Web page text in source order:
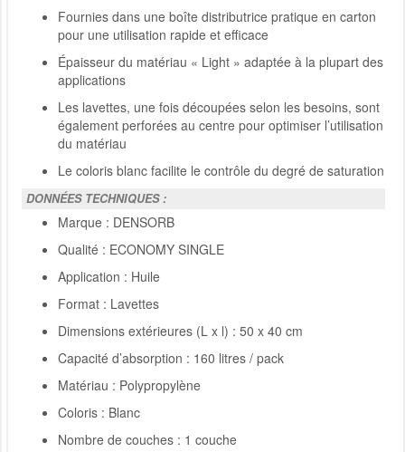
Fournies dans une boîte distributrice pratique en carton
pour une utilisation rapide et efficace
Épaisseur du matériau « Light » adaptée à la plupart des
applications
Les lavettes, une fois découpées selon les besoins, sont
également perforées au centre pour optimiser l’utilisation
du matériau
Le coloris blanc facilite le contrôle du degré de saturation
DONNÉES TECHNIQUES :
Marque : DENSORB
Qualité : ECONOMY SINGLE
Application : Huile
Format : Lavettes
Dimensions extérieures (L x l) : 50 x 40 cm
Capacité d’absorption : 160 litres / pack
Matériau : Polypropylène
Coloris : Blanc
Nombre de couches : 1 couche